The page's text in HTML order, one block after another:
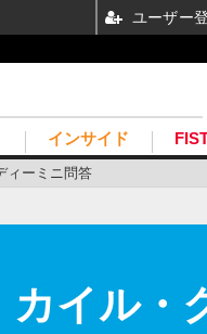
ィーミニ問答
インサイド
カイル・
ユーザー